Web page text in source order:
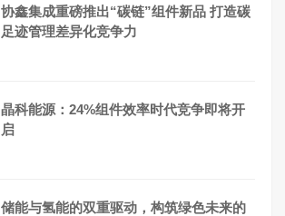
协鑫集成重磅推出“碳链”组件新品 打造碳
足迹管理差异化竞争力
晶科能源：24%组件效率时代竞争即将开
启
储能与氢能的双重驱动，构筑绿色未来的